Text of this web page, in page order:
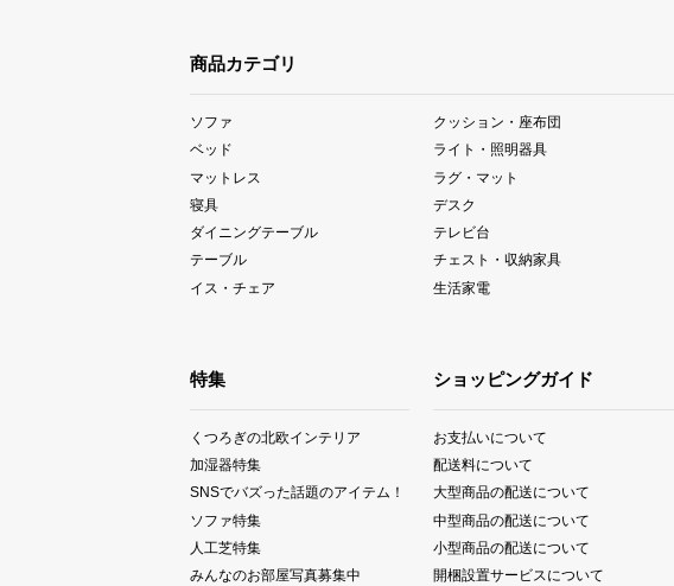
商品カテゴリ
ソファ
ベッド
マットレス
寝具
ダイニングテーブル
テーブル
イス・チェア
クッション・座布団
ライト・照明器具
ラグ・マット
デスク
テレビ台
チェスト・収納家具
生活家電
特集
くつろぎの北欧インテリア
加湿器特集
SNSでバズった話題のアイテム！
ソファ特集
人工芝特集
みんなのお部屋写真募集中
ショッピングガイド
お支払いについて
配送料について
大型商品の配送について
中型商品の配送について
小型商品の配送について
開梱設置サービスについて